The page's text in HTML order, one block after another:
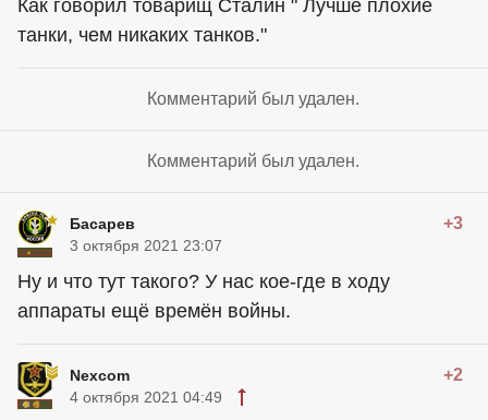
Как говорил товарищ Сталин " Лучше плохие
танки, чем никаких танков."
Комментарий был удален.
Комментарий был удален.
Басарев +3
3 октября 2021 23:07
Ну и что тут такого? У нас кое-где в ходу
аппараты ещё времён войны.
Nexcom +2
4 октября 2021 04:49